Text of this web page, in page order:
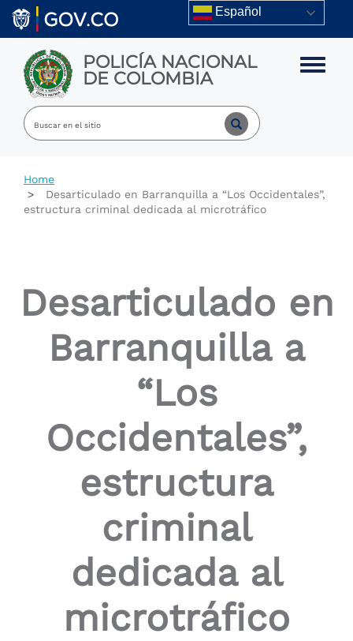
Skip to main content Español
POLICÍA NACIONAL
DE COLOMBIA Toggle
Home
Desarticulado en Barranquilla a “Los Occidentales”,
estructura criminal dedicada al microtráfico
Desarticulado en
Barranquilla a
“Los
Occidentales”,
estructura
criminal
dedicada al
microtráfico